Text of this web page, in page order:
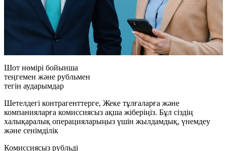
Шот нөмірі бойынша
теңгемен және рубльмен
тегін аударымдар
Шетелдегі контрагенттерге, Жеке тұлғаларға және
компанияларға комиссиясыз ақша жіберіңіз. Бұл сіздің
халықаралық операцияларыңыз үшін жылдамдық, үнемдеу
және сенімділік
Комиссиясыз рубльді